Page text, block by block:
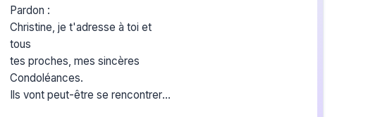
Pardon :
Christine, je t'adresse à toi et
tous
tes proches, mes sincères
Condoléances.
Ils vont peut-être se rencontrer